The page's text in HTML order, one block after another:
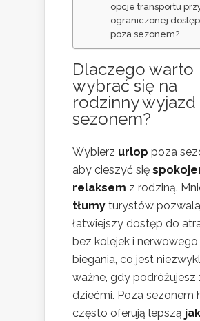
opcje transportu
ograniczonej
poza sezonem?
Dlaczego warto
wybrać się na
rodzinny wyjazd
sezonem?
Wybierz urlop poza
aby cieszyć się
relaksem z rodziną.
tłumy turystów
łatwiejszy dostęp do
bez kolejek i nerwowego
biegania, co jest
ważne, gdy podróżujesz
dziećmi. Poza sezonem
często oferują lepszą